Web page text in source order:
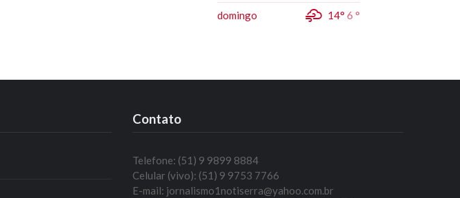
domingo 14° 6 °
Contato
Telefone: (51) 9 9899 8884
Celular (vivo): (51) 9 9753 7766
E-mail: jornalismo1notiserra@yahoo.com.br